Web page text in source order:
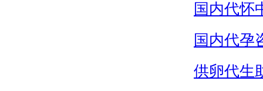
国内代怀
国内代孕
供卵代生